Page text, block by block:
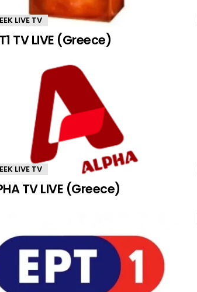
LIVE TV
TV LIVE (Greece)
LIVE TV
TV LIVE (Greece)